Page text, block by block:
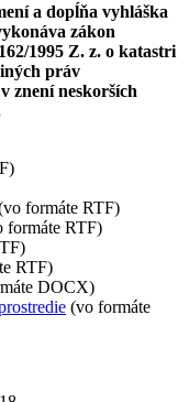
a dopĺňa vyhláška
zákon
1995 Z. z. o katastri
práv
znení neskorších
formáte RTF)
formáte RTF)
RTF)
DOCX)
(vo formáte